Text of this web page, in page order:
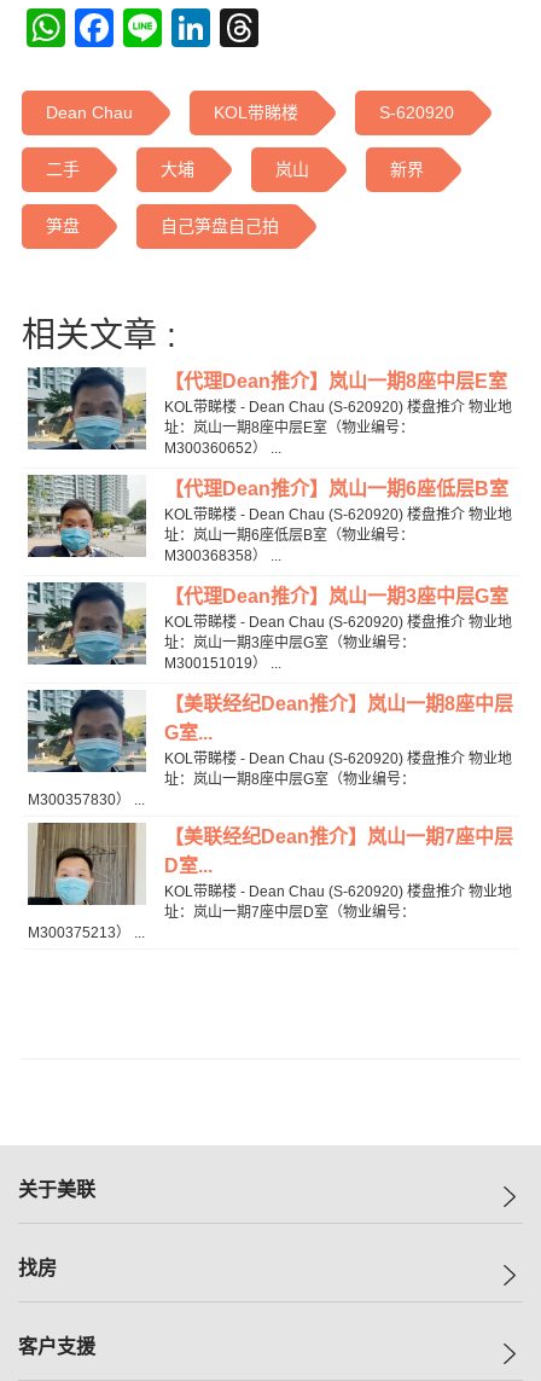
WhatsApp
Facebook
LineLinkedIn
Dean Chau KOL带睇楼 S-620920
二手 大埔 岚山 新界
笋盘 自己笋盘自己拍
相关文章 :
【代理Dean推介】岚山一期8座中层E室
KOL带睇楼 - Dean Chau (S-620920) 楼盘推介 物业地
址：岚山一期8座中层E室（物业编号：
M300360652） ...
【代理Dean推介】岚山一期6座低层B室
KOL带睇楼 - Dean Chau (S-620920) 楼盘推介 物业地
址：岚山一期6座低层B室（物业编号：
M300368358） ...
【代理Dean推介】岚山一期3座中层G室
KOL带睇楼 - Dean Chau (S-620920) 楼盘推介 物业地
址：岚山一期3座中层G室（物业编号：
M300151019） ...
【美联经纪Dean推介】岚山一期8座中层
G室...
KOL带睇楼 - Dean Chau (S-620920) 楼盘推介 物业地
址：岚山一期8座中层G室（物业编号：
M300357830） ...
【美联经纪Dean推介】岚山一期7座中层
D室...
KOL带睇楼 - Dean Chau (S-620920) 楼盘推介 物业地
址：岚山一期7座中层D室（物业编号：
M300375213） ...
关于美联
美联集团
人才招募
找房
一手新房
客户支援